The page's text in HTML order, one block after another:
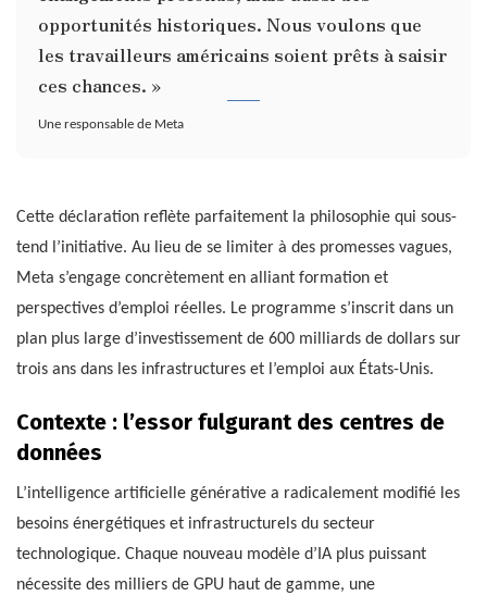
opportunités historiques. Nous voulons que
les travailleurs américains soient prêts à saisir
ces chances. »
Une responsable de Meta
Cette déclaration reflète parfaitement la philosophie qui sous-
tend l’initiative. Au lieu de se limiter à des promesses vagues,
Meta s’engage concrètement en alliant formation et
perspectives d’emploi réelles. Le programme s’inscrit dans un
plan plus large d’investissement de 600 milliards de dollars sur
trois ans dans les infrastructures et l’emploi aux États-Unis.
Contexte : l’essor fulgurant des centres de
données
L’intelligence artificielle générative a radicalement modifié les
besoins énergétiques et infrastructurels du secteur
technologique. Chaque nouveau modèle d’IA plus puissant
nécessite des milliers de GPU haut de gamme, une